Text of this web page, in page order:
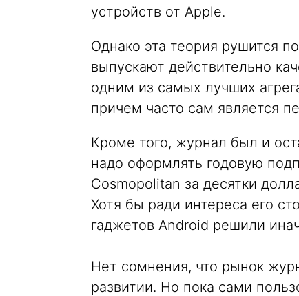
устройств от Apple.
Однако эта теория рушится
выпускают действительно
одним из самых лучших
причем часто сам является
Кроме того, журнал был и
надо оформлять годовую
Cosmopolitan за десятки
Хотя бы ради интереса его
гаджетов Android решили
Нет сомнения, что рынок
развитии. Но пока сами